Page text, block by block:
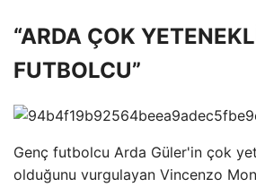
“ARDA ÇOK
FUTBOLCU”
Genç futbolcu Arda Güler'in çok
olduğunu vurgulayan Vincenzo